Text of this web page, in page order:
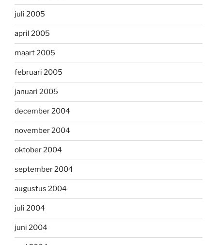
juli 2005
april 2005
maart 2005
februari 2005
januari 2005
december 2004
november 2004
oktober 2004
september 2004
augustus 2004
juli 2004
juni 2004